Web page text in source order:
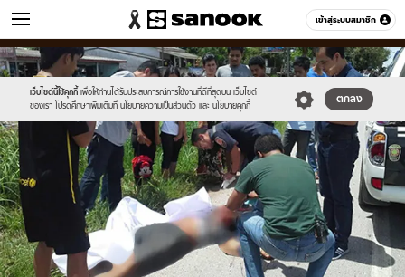
เข้าสู่ระบบสมาชิก
ข่าว หมวดอื่นๆ
เว็บไซต์นี้ใช้คุกกี้ เพื่อให้ท่านได้รับประสบการณ์การใช้งานที่ดีที่สุดบน เว็บไซต์
ของเรา โปรดศึกษาเพิ่มเติมที่ นโยบายความเป็นส่วนตัว และ นโยบายคุกกี้
ตกลง
Sanook
//s.isanook.com/sr/0/images/logo-
new-
sanook.png
600
60
//s.isanook.com/ns/0/ud/374/1873178/648846-
01.jpg